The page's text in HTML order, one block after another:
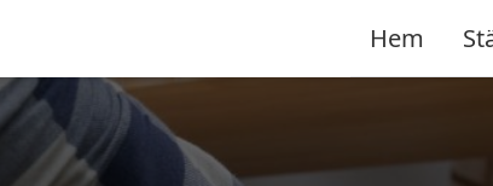
Hem